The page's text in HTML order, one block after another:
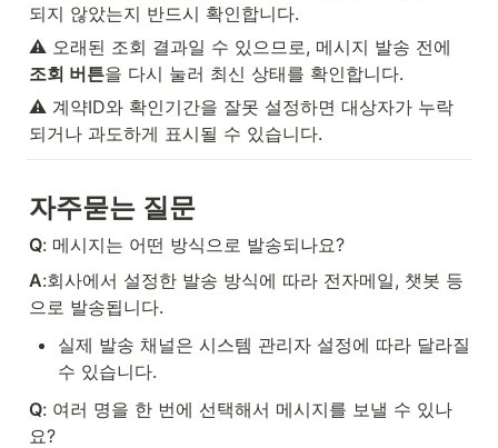
되지 않았는지 반드시 확인합니다.
조회 버튼을 다시 눌러 최신 상태를 확인합니다.
⚠️ 계약ID와 확인기간을 잘못 설정하면 대상자가 누락
되거나 과도하게 표시될 수 있습니다.
자주묻는 질문
Q: 메시지는 어떤 방식으로 발송되나요?
A:회사에서 설정한 발송 방식에 따라 전자메일, 챗봇 등
으로 발송됩니다.
실제 발송 채널은 시스템 관리자 설정에 따라 달라질
수 있습니다.
Q: 여러 명을 한 번에 선택해서 메시지를 보낼 수 있나
요?